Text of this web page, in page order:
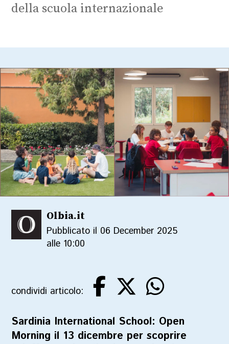
della scuola internazionale
Olbia.it
Pubblicato il 06 December 2025
alle 10:00
condividi articolo:
Sardinia International School: Open
Morning il 13 dicembre per scoprire